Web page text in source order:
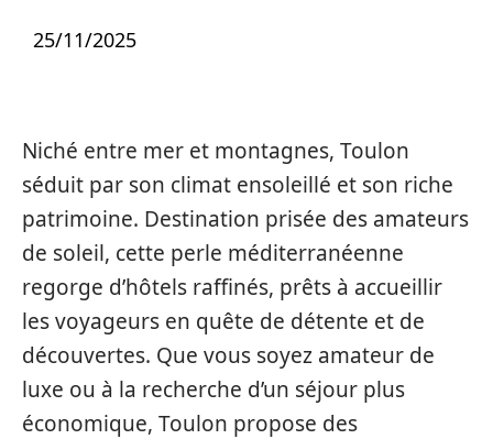
25/11/2025
Niché entre mer et montagnes, Toulon
séduit par son climat ensoleillé et son riche
patrimoine. Destination prisée des amateurs
de soleil, cette perle méditerranéenne
regorge d’hôtels raffinés, prêts à accueillir
les voyageurs en quête de détente et de
découvertes. Que vous soyez amateur de
luxe ou à la recherche d’un séjour plus
économique, Toulon propose des